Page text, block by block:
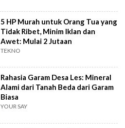
5 HP Murah untuk Orang Tua yang
Tidak Ribet, Minim Iklan dan
Awet: Mulai 2 Jutaan
TEKNO
Rahasia Garam Desa Les: Mineral
Alami dari Tanah Beda dari Garam
Biasa
YOUR SAY